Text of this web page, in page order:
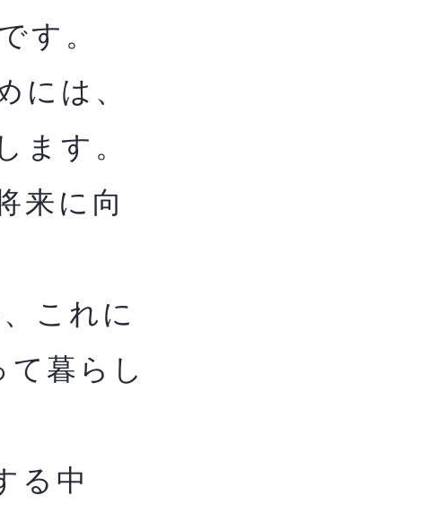
す。
には、
ます。
来に向
これに
暮らし
る中